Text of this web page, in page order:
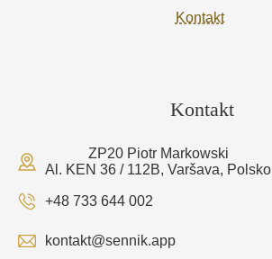
Kontakt
Kontakt
ZP20 Piotr Markowski
Al. KEN 36 / 112B, Varšava, Polsko
+48 733 644 002
kontakt@sennik.app